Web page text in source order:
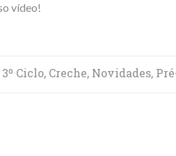
vídeo!
3º Ciclo, Creche, Novidades,